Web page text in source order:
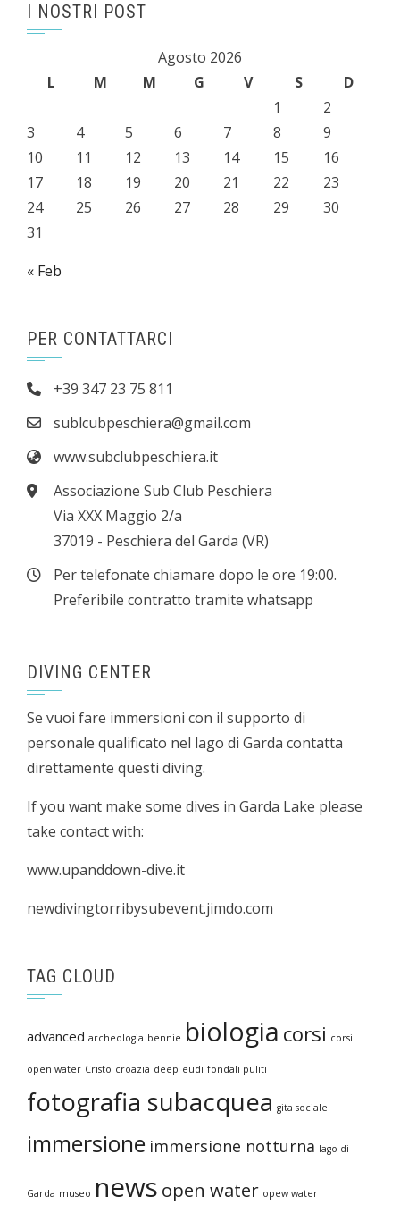
I NOSTRI POST
Agosto 2026
L
M M G V S
D
1
2
3
4 5 6 7 8
9
10
11 12 13 14 15
16
17
18 19 20 21 22
23
24
25 26 27 28 29
30
31
« Feb
PER CONTATTARCI
+39 347 23 75 811
sublcubpeschiera@gmail.com
www.subclubpeschiera.it
Associazione Sub Club Peschiera
Via XXX Maggio 2/a
37019 - Peschiera del Garda (VR)
Per telefonate chiamare dopo le ore 19:00.
Preferibile contratto tramite whatsapp
DIVING CENTER
Se vuoi fare immersioni con il supporto di
personale qualificato nel lago di Garda contatta
direttamente questi diving.
If you want make some dives in Garda Lake please
take contact with:
www.upanddown-dive.it
newdivingtorribysubevent.jimdo.com
TAG CLOUD
advanced archeologia bennie biologia corsi corsi
open water Cristo croazia deep eudi fondali puliti
fotografia subacquea gita sociale
immersione immersione notturna lago di
Garda museo news open water opew water